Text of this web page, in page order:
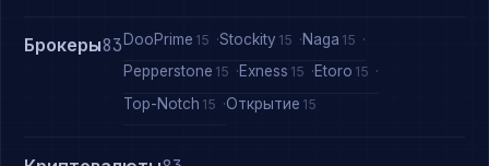
Брокеры83 DooPrime 15 Stockity 15 Naga 15
Pepperstone 15 Exness 15 Etoro 15
Top-Notch 15 Открытие 15